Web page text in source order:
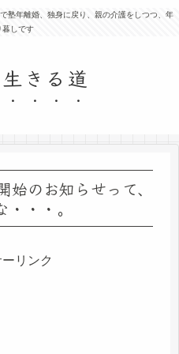
塾年離婚、独身に戻り、親の介護をしつつ、年
暮しです
きる道
のお知らせって、
・・。
リンク